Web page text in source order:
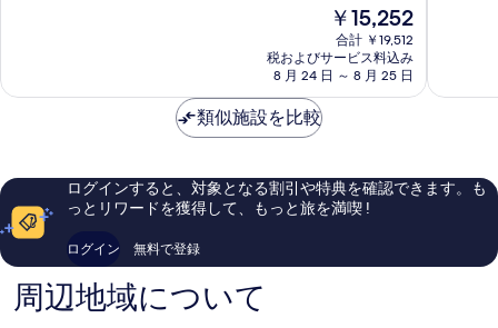
パ
イ
デ
ィ
IHG
マ
も
コ
1,015
件
の
口
現
在
の
料
金
￥15,252
合計 ￥19,512
税およびサービス料込み
8 月 24 日 ～ 8 月 25 日
リ
良
ミ
856
類似施設を比較
ログインすると、対象となる割引や特典を確認できます。も
っとリワードを獲得して、もっと旅を満喫 !
ログイン 無料で登録
周辺地域について